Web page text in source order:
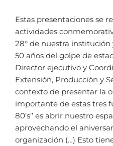
Estas presentaciones se
actividades
28° de nuestra
50 años del golpe de
Director ejecutivo y
Extensión, Producción y
contexto de presentar la
importante de estas tres
80’s’’ es abrir nuestro
aprovechando el
organización (…) Esto